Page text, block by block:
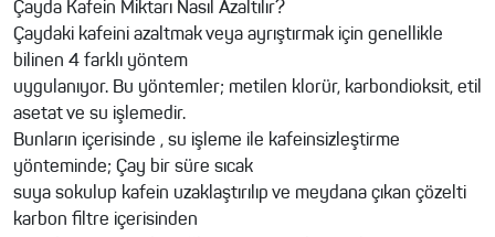
Çayda Kafein Miktarı Nasıl Azaltılır?
Çaydaki kafeini azaltmak veya ayrıştırmak için genellikle
bilinen 4 farklı yöntem
uygulanıyor. Bu yöntemler; metilen klorür, karbondioksit, etil
asetat ve su işlemedir.
Bunların içerisinde , su işleme ile kafeinsizleştirme
yönteminde; Çay bir süre sıcak
suya sokulup kafein uzaklaştırılıp ve meydana çıkan çözelti
karbon filtre içerisinden